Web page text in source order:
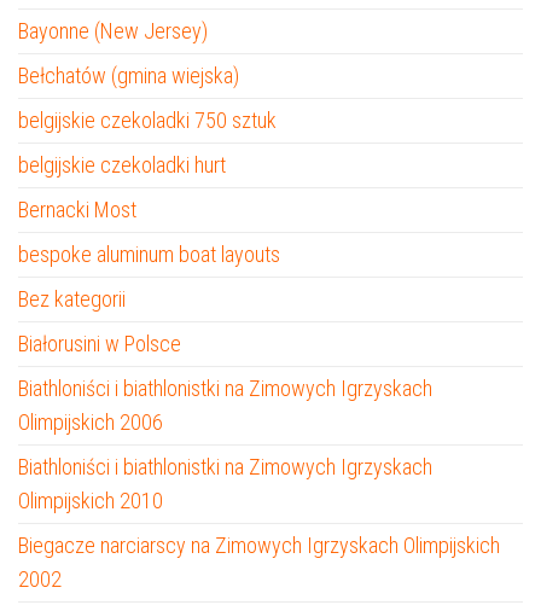
Bayonne (New Jersey)
Bełchatów (gmina wiejska)
belgijskie czekoladki 750 sztuk
belgijskie czekoladki hurt
Bernacki Most
bespoke aluminum boat layouts
Bez kategorii
Białorusini w Polsce
Biathloniści i biathlonistki na Zimowych Igrzyskach
Olimpijskich 2006
Biathloniści i biathlonistki na Zimowych Igrzyskach
Olimpijskich 2010
Biegacze narciarscy na Zimowych Igrzyskach Olimpijskich
2002